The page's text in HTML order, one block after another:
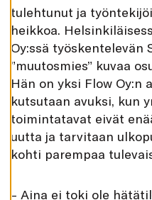
K
I
H
V
K
S
Y
K
A
I
Ä
tulehtunut ja
heikkoa.
Oy:ssä työskentelevän
”muutosmies” kuvaa
Hän on yksi Flow Oy:n
kutsutaan avuksi, kun
toimintatavat eivät
uutta ja tarvitaan
kohti parempaa
– Aina ei toki ole